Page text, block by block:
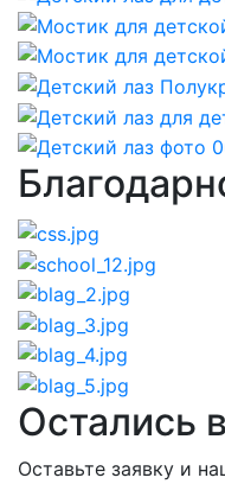
Остались
Оставьте заявку и